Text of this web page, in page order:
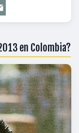
en Colombia?